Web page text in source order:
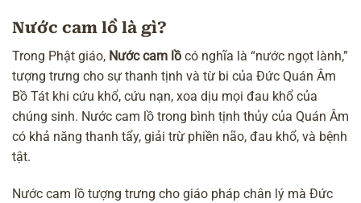
Nước cam lồ là gì?
Trong Phật giáo, Nước cam lồ có nghĩa là “nước ngọt lành,”
tượng trưng cho sự thanh tịnh và từ bi của Đức Quán Âm
Bồ Tát khi cứu khổ, cứu nạn, xoa dịu mọi đau khổ của
chúng sinh. Nước cam lồ trong bình tịnh thủy của Quán Âm
có khả năng thanh tẩy, giải trừ phiền não, đau khổ, và bệnh
tật.
Nước cam lồ tượng trưng cho giáo pháp chân lý mà Đức